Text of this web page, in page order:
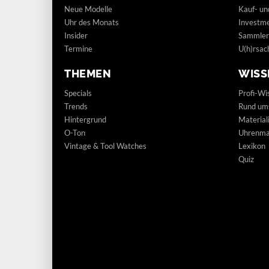
Neue Modelle
Uhr des Monats
Insider
Termine
THEMEN
Specials
Trends
Hintergrund
O-Ton
Vintage & Tool Watches
Kauf-
Profi-
Rund
Lexikon
Quiz